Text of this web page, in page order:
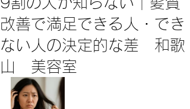
改善で満足できる人・でき
ない人の決定的な差 和歌
山 美容室